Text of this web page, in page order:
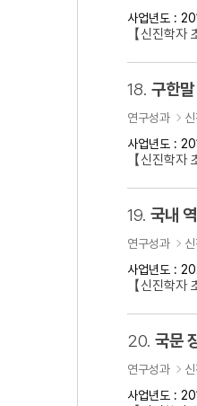
사업년도 :
【신진학
18. 구한
연구성과
사업년도 :
【신진학
19. 국내
연구성과
사업년도 :
【신진학
20. 국문
연구성과
사업년도 :